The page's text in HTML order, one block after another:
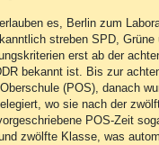
es, Berlin zum
streben SPD, Grüne
erst ab der
bekannt ist. Bis zur
(POS), danach
wo sie nach der
POS-Zeit
zwölfte Klasse, was